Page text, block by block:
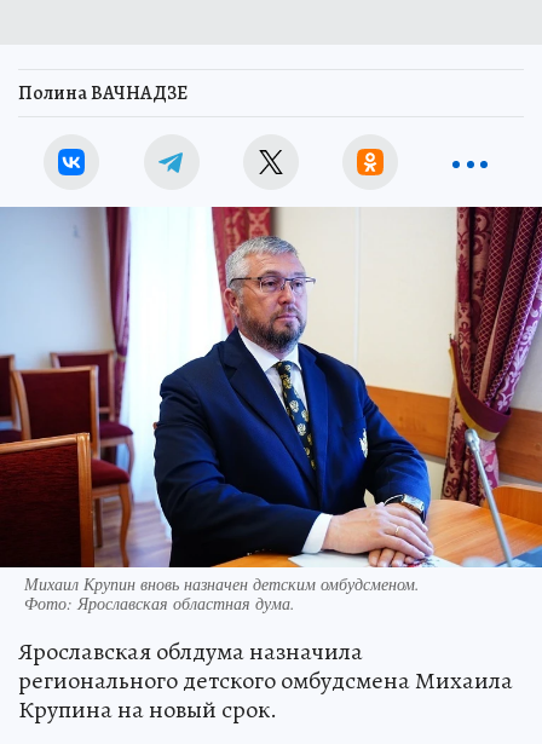
Полина ВАЧНАДЗЕ
Михаил Крупин вновь назначен детским омбудсменом.
Фото: Ярославская областная дума.
Ярославская облдума назначила
регионального детского омбудсмена Михаила
Крупина на новый срок.